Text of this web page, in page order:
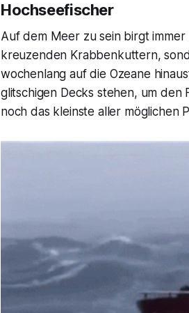
Hochseefischer
Auf dem Meer zu sein birgt
kreuzenden Krabbenkuttern,
wochenlang auf die Ozeane
glitschigen Decks stehen, um den
noch das kleinste aller möglichen